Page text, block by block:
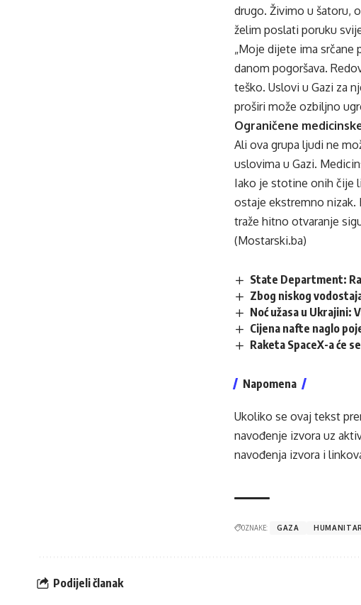
drugo. Živimo u šatoru,
želim poslati poruku
„Moje dijete ima
danom pogoršava.
teško. Uslovi u Gazi za
proširi može ozbiljno
Ograničene
Ali ova grupa ljudi ne
uslovima u Gazi.
Iako je stotine onih čije
ostaje ekstremno nizak.
traže hitno otvaranje
(Mostarski.ba)
State Department:
Zbog niskog
Noć užasa u Ukrajini:
Cijena nafte naglo
Raketa SpaceX-a će
Napomena
Ukoliko se ovaj tekst
navođenje izvora uz
navođenja izvora i
OZNAKE: GAZA
Podijeli članak